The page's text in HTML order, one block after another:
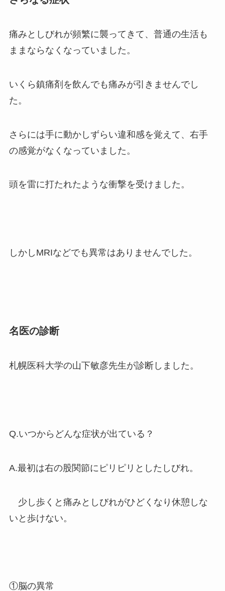
痛みとしびれが頻繁に襲ってきて、普通の生活も
ままならなくなっていました。
いくら鎮痛剤を飲んでも痛みが引きませんでし
た。
さらには手に動かしずらい違和感を覚えて、右手
の感覚がなくなっていました。
頭を雷に打たれたような衝撃を受けました。
しかしMRIなどでも異常はありませんでした。
名医の診断
札幌医科大学の山下敏彦先生が診断しました。
Q.いつからどんな症状が出ている？
A.最初は右の股関節にピリピリとしたしびれ。
少し歩くと痛みとしびれがひどくなり休憩しな
いと歩けない。
①脳の異常